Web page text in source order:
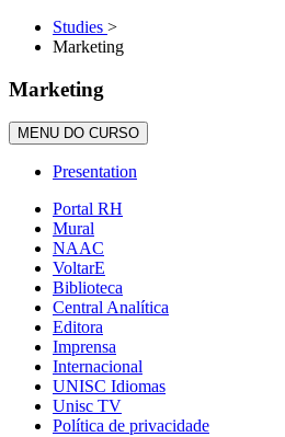
Studies >
Marketing
Marketing
MENU DO CURSO
Presentation
Portal RH
Mural
NAAC
VoltarE
Biblioteca
Central Analítica
Editora
Imprensa
Internacional
UNISC Idiomas
Unisc TV
Política de privacidade